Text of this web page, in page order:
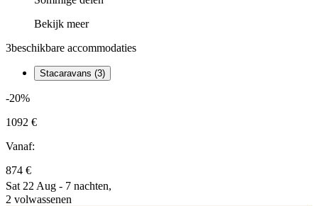
Bekijk meer
3beschikbare accommodaties
Stacaravans (3)
-20%
1092 €
Vanaf:
874 €
Sat 22 Aug - 7 nachten,
2 volwassenen